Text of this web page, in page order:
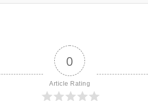
0
Article Rating